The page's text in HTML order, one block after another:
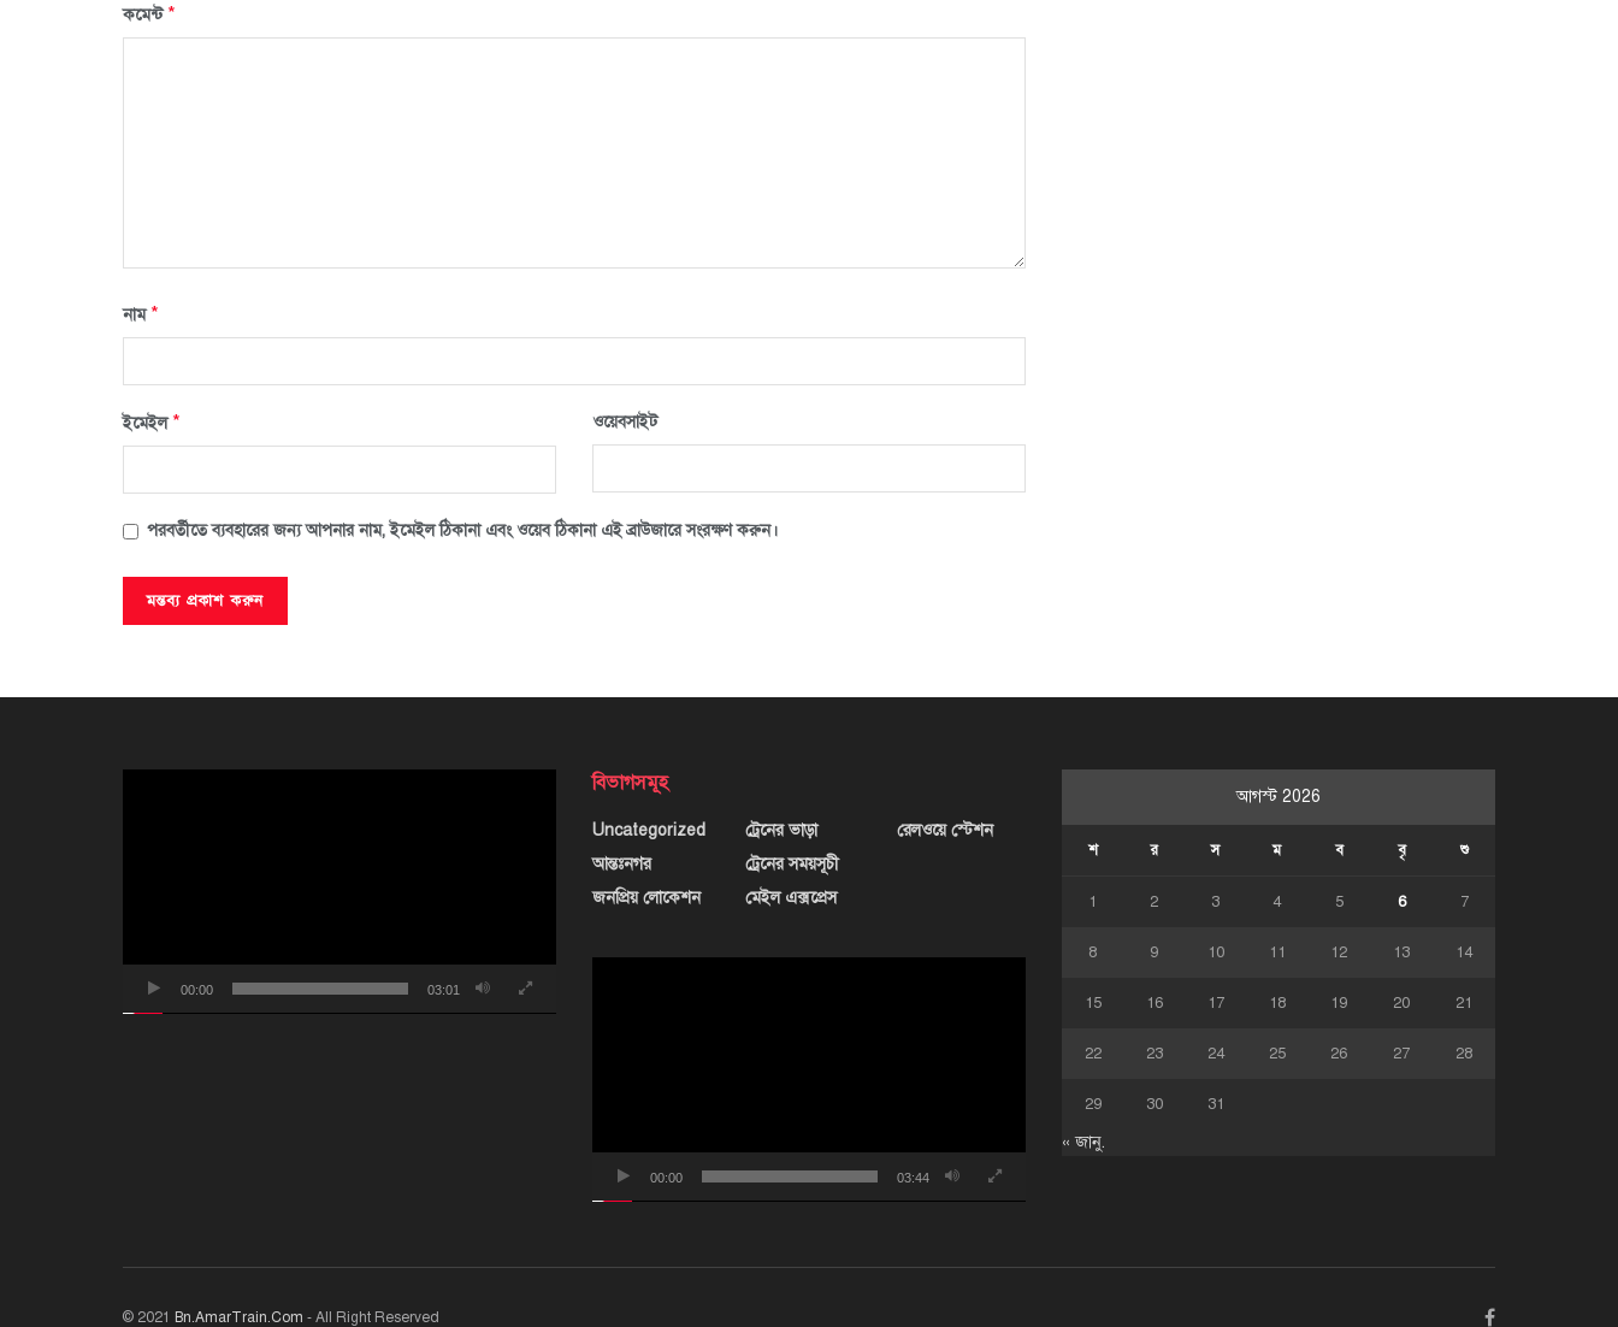
কমেন্ট*
নাম*
ইমেইল* ওয়েবসাইট
পরবর্তীতে ব্যবহারের জন্য আপনার নাম, ইমেইল ঠিকানা এবং ওয়েব ঠিকানা এই ব্রাউজারে সংরক্ষণ করুন।
00:00 03:01
বিভাগসমূহ
Uncategorized
আন্তঃনগর
জনপ্রিয় লোকেশন
ট্রেনের ভাড়া
ট্রেনের সময়সূচী
মেইল এক্সপ্রেস
রেলওয়ে স্টেশন
00:00 03:44
আগস্ট 2026
শ র স ম ব বৃ শু
1 2 3 4 5 6 7
8 9 10 11 12 13 14
15 16 17 18 19 20 21
22 23 24 25 26 27 28
29 30 31
« জানু.
© 2021 Bn.AmarTrain.Com - All Right Reserved